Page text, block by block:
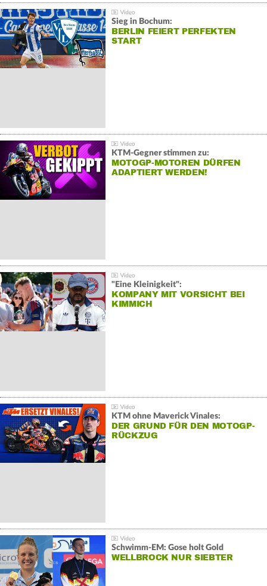
Sieg in Bochum:
BERLIN FEIERT PERFEKTEN
START
KTM-Gegner stimmen zu:
MOTOGP-MOTOREN DÜRFEN
ADAPTIERT WERDEN!
"Eine Kleinigkeit":
KOMPANY MIT VORSICHT BEI
KIMMICH
KTM ohne Maverick Vinales:
DER GRUND FÜR DEN MOTOGP-
RÜCKZUG
Schwimm-EM: Gose holt Gold
WELLBROCK NUR SIEBTER